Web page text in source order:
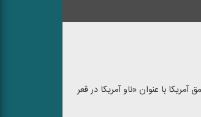
با عنوان «ناو آمریکا در قعر